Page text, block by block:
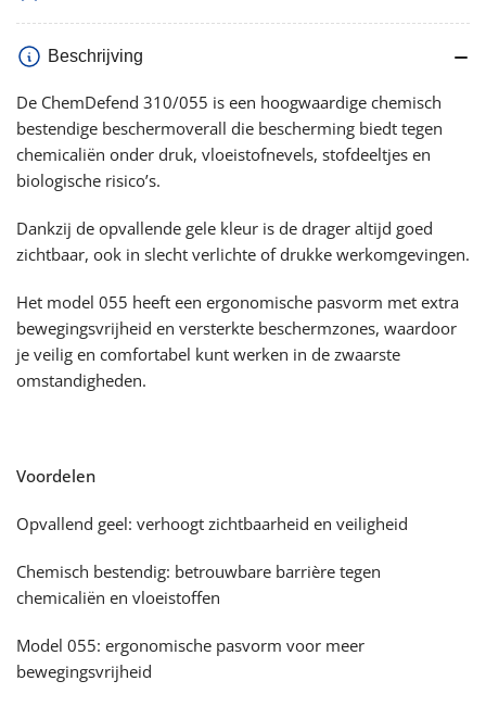
Beschrijving
De ChemDefend 310/055 is een hoogwaardige chemisch
bestendige beschermoverall die bescherming biedt tegen
chemicaliën onder druk, vloeistofnevels, stofdeeltjes en
biologische risico’s.
Dankzij de opvallende gele kleur is de drager altijd goed
zichtbaar, ook in slecht verlichte of drukke werkomgevingen.
Het model 055 heeft een ergonomische pasvorm met extra
bewegingsvrijheid en versterkte beschermzones, waardoor
je veilig en comfortabel kunt werken in de zwaarste
omstandigheden.
Voordelen
Opvallend geel: verhoogt zichtbaarheid en veiligheid
Chemisch bestendig: betrouwbare barrière tegen
chemicaliën en vloeistoffen
Model 055: ergonomische pasvorm voor meer
bewegingsvrijheid